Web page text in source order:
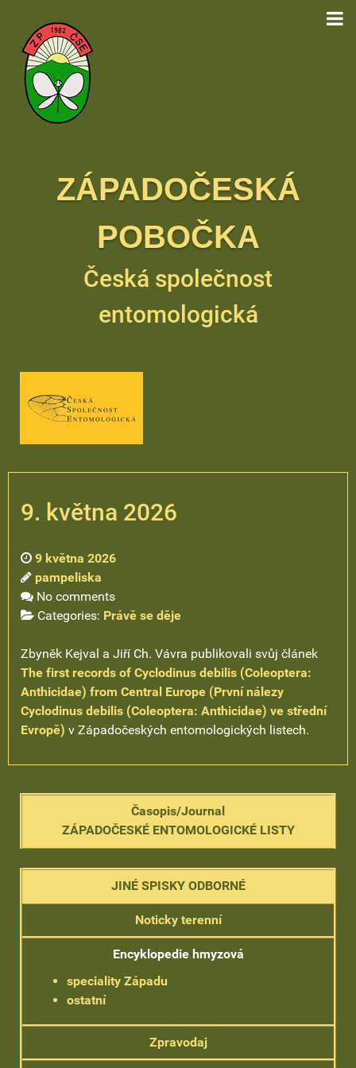
ZÁPADOČESKÁ
POBOČKA
Česká společnost
entomologická
9. května 2026
9 května 2026
pampeliska
No comments
Categories: Právě se děje
Zbyněk Kejval a Jiří Ch. Vávra publikovali svůj článek
The first records of Cyclodinus debilis (Coleoptera:
Anthicidae) from Central Europe (První nálezy
Cyclodinus debilis (Coleoptera: Anthicidae) ve střední
Evropě) v Západočeských entomologických listech.
Časopis/Journal
ZÁPADOČESKÉ ENTOMOLOGICKÉ LISTY
JINÉ SPISKY ODBORNÉ
Noticky terenní
Encyklopedie hmyzová
speciality Západu
ostatní
Zpravodaj